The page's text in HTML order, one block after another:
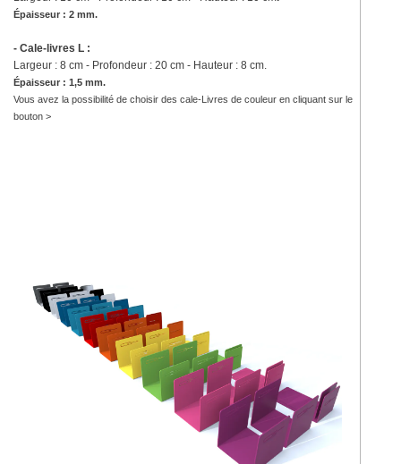
Épaisseur : 2 mm.
- Cale-livres L :
Largeur : 8 cm - Profondeur : 20 cm - Hauteur : 8 cm.
Épaisseur : 1,5 mm.
Vous avez la possibilité de choisir des cale-Livres de couleur en cliquant sur le
bouton >